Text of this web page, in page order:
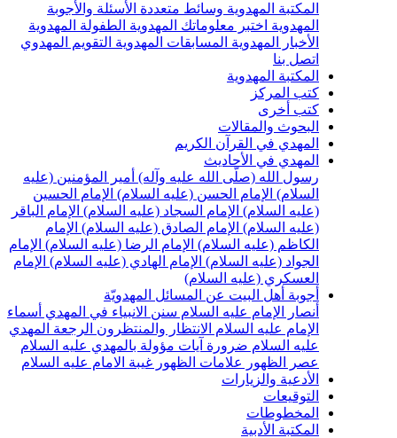
المهدويةوسائط متعددةالأسئلة والأجوبة
اختبر معلوماتك المهدويةالطفولة المهدوية
المهدويةالمسابقات المهدويةالتقويم المهدوي
المهدوية
والمقالات
في القرآن الكريم
في الأحاديث
الله (صلّى الله عليه وآله) أمير المؤمنين (عليه
الإمام الحسن (عليه السلام) الإمام الحسين
الإمام السجاد (عليه السلام) الإمام الباقر
الإمام الصادق (عليه السلام) الإمام
(عليه السلام) الإمام الرضا (عليه السلام) الإمام
(عليه السلام) الإمام الهادي (عليه السلام) الإمام
(عليه السلام)
أهل البيت عن المسائل المهدويّة
الإمام عليه السلامسنن الانبياء في المهديأسماء
عليه السلامالانتظار والمنتظرونالرجعةالمهدي
السلام ضرورة آيات مؤولة بالمهدي عليه السلام
علامات الظهورغيبة الامام عليه السلام
والزيارات
الأدبية